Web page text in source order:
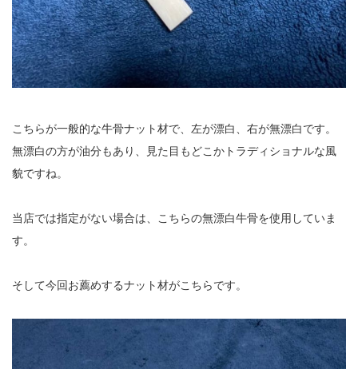
こちらが一般的な牛骨ナット材で、左が漂白、右が無漂白です。
無漂白の方が油分もあり、見た目もどこかトラディショナルな風
貌ですね。
当店では指定がない場合は、こちらの無漂白牛骨を使用していま
す。
そして今回お薦めするナット材がこちらです。